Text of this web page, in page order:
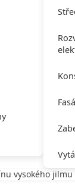
vysokého jilmu